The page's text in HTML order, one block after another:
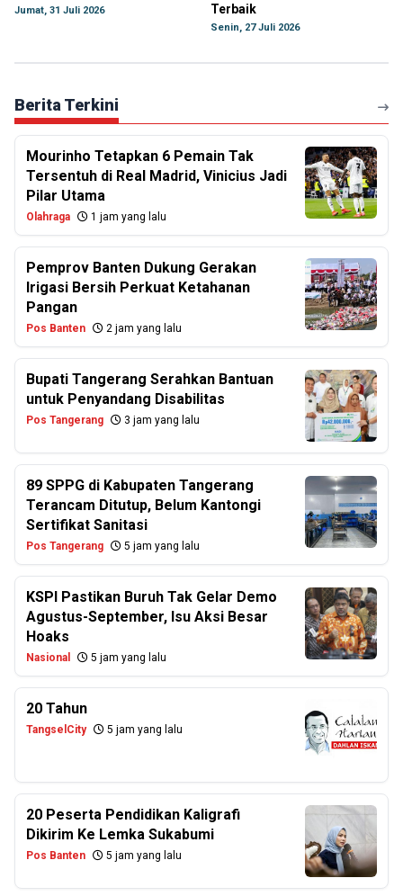
Jumat, 31 Juli 2026
Terbaik
Senin, 27 Juli 2026
Berita Terkini
Mourinho Tetapkan 6 Pemain Tak
Tersentuh di Real Madrid, Vinicius Jadi
Pilar Utama
Olahraga 1 jam yang lalu
Pemprov Banten Dukung Gerakan
Irigasi Bersih Perkuat Ketahanan
Pangan
Pos Banten 2 jam yang lalu
Bupati Tangerang Serahkan Bantuan
untuk Penyandang Disabilitas
Pos Tangerang 3 jam yang lalu
89 SPPG di Kabupaten Tangerang
Terancam Ditutup, Belum Kantongi
Sertifikat Sanitasi
Pos Tangerang 5 jam yang lalu
KSPI Pastikan Buruh Tak Gelar Demo
Agustus-September, Isu Aksi Besar
Hoaks
Nasional 5 jam yang lalu
20 Tahun
TangselCity 5 jam yang lalu
20 Peserta Pendidikan Kaligrafi
Dikirim Ke Lemka Sukabumi
Pos Banten 5 jam yang lalu